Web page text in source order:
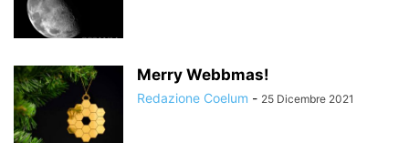
Merry Webbmas!
Redazione Coelum - 25 Dicembre 2021